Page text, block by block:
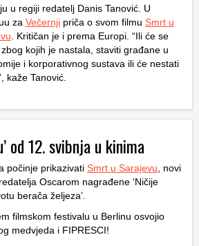
u regiji redatelj Danis Tanović. U
za Večernji priča o svom filmu Smrt u
. Kritičan je i prema Europi. “Ili će se
kojih je nastala, staviti građane u
i korporativnog sustava ili će nestati
kaže Tanović.
od 12. svibnja u kinima
počinje prikazivati Smrt u Sarajevu , novi
Oscarom nagrađene ‘Ničije
berača željeza’.
filmskom festivalu u Berlinu osvojio
medvjeda i FIPRESCI!